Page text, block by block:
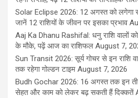
Solar Eclipse 2026: 12 अगस्त को लगेगा
जानें 12 राशियों के जीवन पर इसका प्रभाव
Aaj Ka Dhanu Rashifal: धनु राशि वालों
के मौके, पढ़ें आज का राशिफल August 7,
Sun Transit 2026: सूर्य गोचर से इन राशि
तक रहेगा गोल्डन टाइम August 7, 2026
Budh Gochar 2026: 16 अगस्त तक इन
सेहत और काम को लेकर बढ़ सकती हैं दिक्कतें